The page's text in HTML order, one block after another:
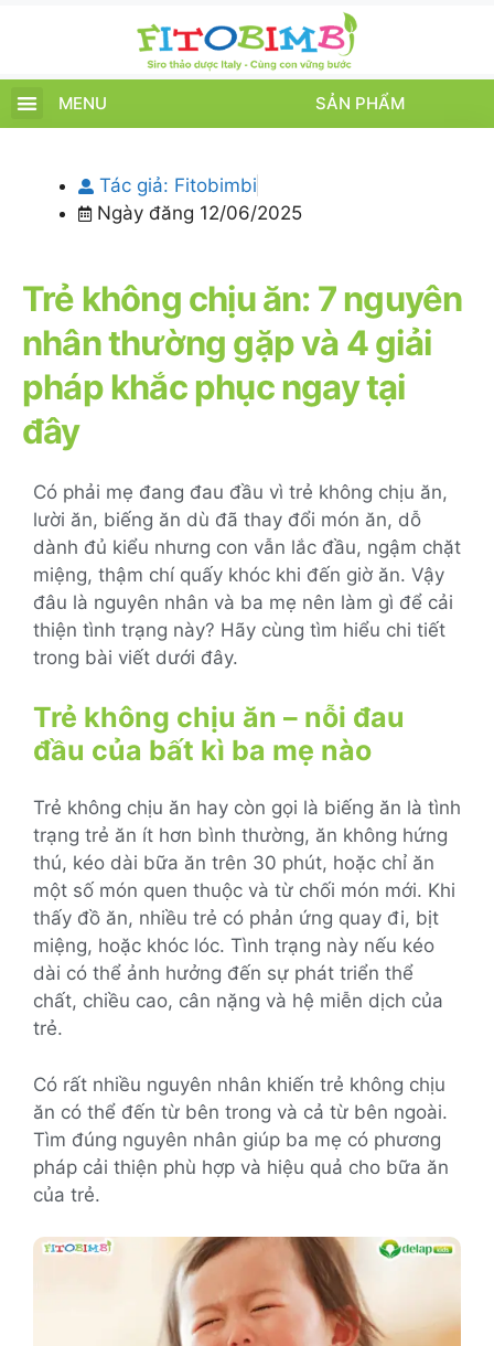
MENU SẢN PHẨM
Tác giả: Fitobimbi
Ngày đăng 12/06/2025
Trẻ không chịu ăn: 7 nguyên
nhân thường gặp và 4 giải
pháp khắc phục ngay tại
đây
Có phải mẹ đang đau đầu vì trẻ không chịu ăn,
lười ăn, biếng ăn dù đã thay đổi món ăn, dỗ
dành đủ kiểu nhưng con vẫn lắc đầu, ngậm chặt
miệng, thậm chí quấy khóc khi đến giờ ăn. Vậy
đâu là nguyên nhân và ba mẹ nên làm gì để cải
thiện tình trạng này? Hãy cùng tìm hiểu chi tiết
trong bài viết dưới đây.
Trẻ không chịu ăn – nỗi đau
đầu của bất kì ba mẹ nào
Trẻ không chịu ăn hay còn gọi là biếng ăn là tình
trạng trẻ ăn ít hơn bình thường, ăn không hứng
thú, kéo dài bữa ăn trên 30 phút, hoặc chỉ ăn
một số món quen thuộc và từ chối món mới. Khi
thấy đồ ăn, nhiều trẻ có phản ứng quay đi, bịt
miệng, hoặc khóc lóc. Tình trạng này nếu kéo
dài có thể ảnh hưởng đến sự phát triển thể
chất, chiều cao, cân nặng và hệ miễn dịch của
trẻ.
Có rất nhiều nguyên nhân khiến trẻ không chịu
ăn có thể đến từ bên trong và cả từ bên ngoài.
Tìm đúng nguyên nhân giúp ba mẹ có phương
pháp cải thiện phù hợp và hiệu quả cho bữa ăn
của trẻ.